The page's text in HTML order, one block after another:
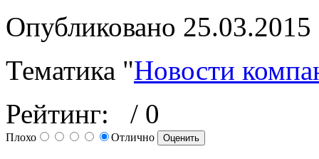
Опубликовано 25.03.2015
Тематика "Новости
Рейтинг:
/ 0
Плохо Отлично